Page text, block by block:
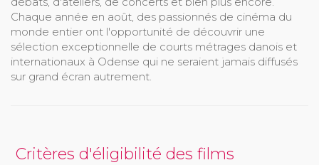
Chaque année en août, des passionnés de cinéma du
monde entier ont l'opportunité de découvrir une
sélection exceptionnelle de courts métrages danois et
internationaux à Odense qui ne seraient jamais diffusés
sur grand écran autrement.
Critères d'éligibilité des films